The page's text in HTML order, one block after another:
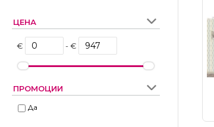
ЦЕНА
€ - €
ПРОМОЦИИ
Да